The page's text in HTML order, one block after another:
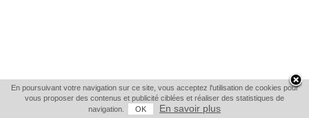
En poursuivant votre navigation sur ce site, vous acceptez l'utilisation de cookies pour
vous proposer des contenus et publicité ciblées et réaliser des statistiques de
navigation.
OK En savoir plus